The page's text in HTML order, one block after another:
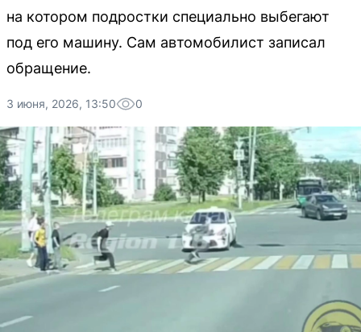
на котором подростки специально выбегают
под его машину. Сам автомобилист записал
обращение.
3 июня, 2026, 13:50 0